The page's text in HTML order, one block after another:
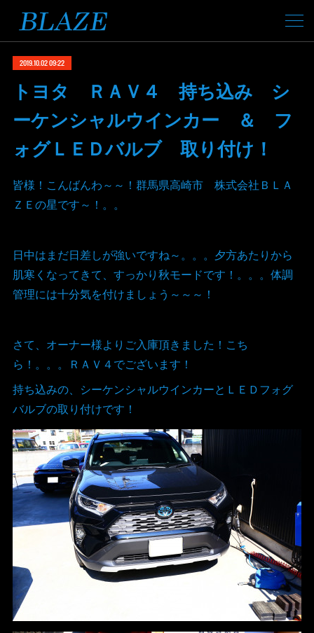
2019.10.02 09:22
トヨタ ＲＡＶ４ 持ち込み シ
ーケンシャルウインカー ＆ フ
ォグＬＥＤバルブ 取り付け！
皆様！こんばんわ～～！群馬県高崎市 株式会社ＢＬＡ
ＺＥの星です～！。。
日中はまだ日差しが強いですね～。。。夕方あたりから
肌寒くなってきて、すっかり秋モードです！。。。体調
管理には十分気を付けましょう～～～！
さて、オーナー様よりご入庫頂きました！こち
ら！。。。ＲＡＶ４でございます！
持ち込みの、シーケンシャルウインカーとＬＥＤフォグ
バルブの取り付けです！